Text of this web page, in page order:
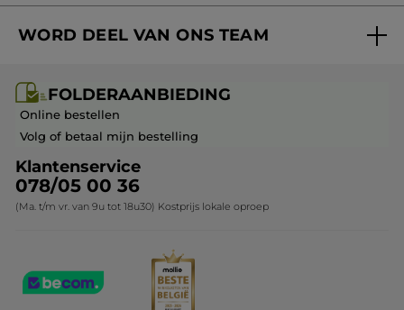
Cadeau-ideeën
Kerstcollectie
Mijn geschenken
Veelgestelde vragen
Contact opnemen
WORD DEEL VAN ONS TEAM
Franchisenemer of bedrijfsleider worden
FOLDERAANBIEDING
Online bestellen
Volg of betaal mijn bestelling
Klantenservice
078/05 00 36
(Ma. t/m vr. van 9u tot 18u30) Kostprijs lokale oproep